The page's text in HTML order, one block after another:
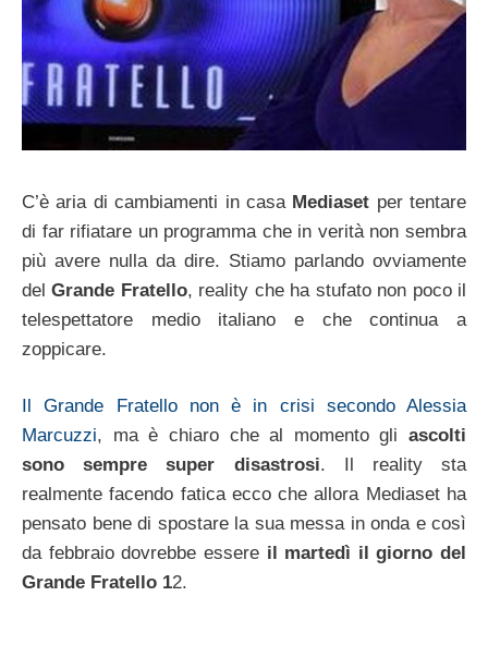
C’è aria di cambiamenti in casa Mediaset per tentare
di far rifiatare un programma che in verità non sembra
più avere nulla da dire. Stiamo parlando ovviamente
delGrande Fratello, reality che ha stufato non poco il
telespettatore medio italiano e che continua a
zoppicare.
Il Grande Fratello non è in crisi secondo Alessia
Marcuzzi, ma è chiaro che al momento gli ascolti
sono sempre super disastrosi. Il reality sta
realmente facendo fatica ecco che allora Mediaset ha
pensato bene di spostare la sua messa in onda e così
da febbraio dovrebbe essere il martedì il giorno del
Grande Fratello 12.